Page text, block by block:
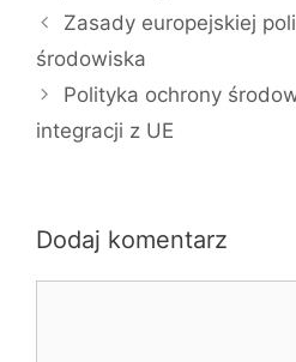
Zasady europejskiej
środowiska
Polityka ochrony
integracji z UE
Dodaj komentarz